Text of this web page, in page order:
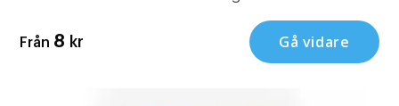
Från 8 kr Gå vidare